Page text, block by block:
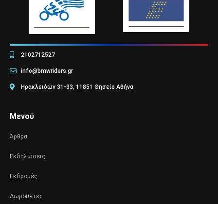
2102712527
info@bmwriders.gr
Ηρακλειδών 31-33, 11851 Θησείο Αθήνα
Μενού
Άρθρα
Εκδηλώσεις
Εκδρομές
Δωροθέτες